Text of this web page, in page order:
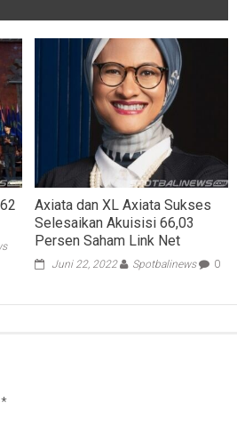
Axiata dan XL Axiata Sukses
Selesaikan Akuisisi 66,03
Persen Saham Link Net
Juni 22, 2022 Spotbalinews 0
*